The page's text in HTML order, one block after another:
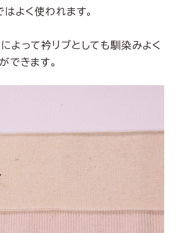
はよく使われます。
よって衿リブとしても馴染みよく
できます。